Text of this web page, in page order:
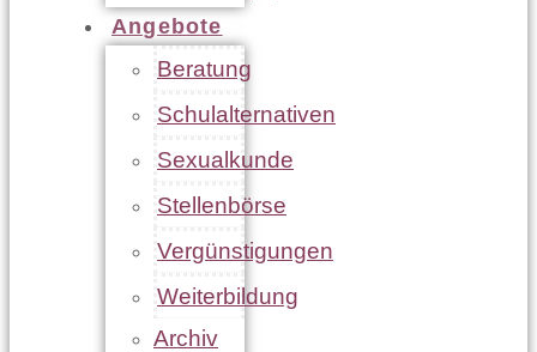
Angebote
Beratung
Schulalternativen
Sexualkunde
Stellenbörse
Vergünstigungen
Weiterbildung
Archiv